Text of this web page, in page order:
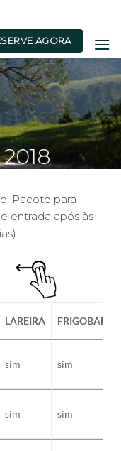
AGORA
Pacote para
entrada após às
LAREIRA FRIGOBAR
sim sim
sim sim